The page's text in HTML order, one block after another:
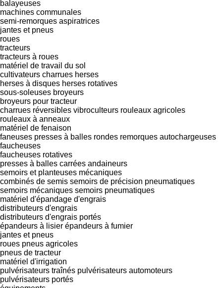
balayeuses
machines communales
semi-remorques aspiratrices
jantes et pneus
roues
tracteurs
tracteurs à roues
matériel de travail du sol
cultivateurs charrues herses
herses à disques herses rotatives
sous-soleuses broyeurs
broyeurs pour tracteur
charrues réversibles vibroculteurs rouleaux agricoles
rouleaux à anneaux
matériel de fenaison
faneuses presses à balles rondes remorques autochargeuses
faucheuses
faucheuses rotatives
presses à balles carrées andaineurs
semoirs et planteuses mécaniques
combinés de semis semoirs de précision pneumatiques
semoirs mécaniques semoirs pneumatiques
matériel d'épandage d'engrais
distributeurs d'engrais
distributeurs d'engrais portés
épandeurs à lisier épandeurs à fumier
jantes et pneus
roues pneus agricoles
pneus de tracteur
matériel d'irrigation
pulvérisateurs traînés pulvérisateurs automoteurs
pulvérisateurs portés